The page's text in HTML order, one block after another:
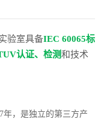
验室具备IEC 60065标
认证、检测和技术
年，是独立的第三方产